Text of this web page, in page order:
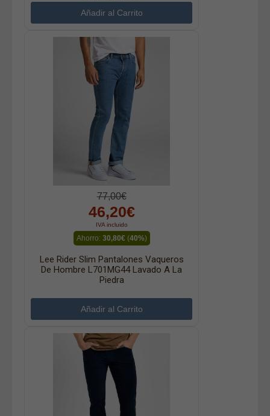
77,00€
46,20€
IVA incluido
Ahorro: 30,80€(40%)
Lee Rider Slim Pantalones Vaqueros
De Hombre L701MG44 Lavado A La
Piedra